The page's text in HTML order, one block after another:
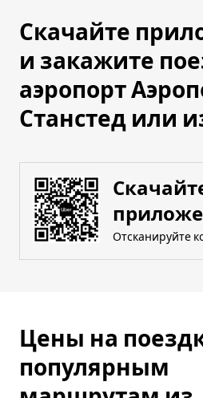
Скачайте
и закажите
аэропорт
Станстед или
Отсканируйте
Цены на
популярным